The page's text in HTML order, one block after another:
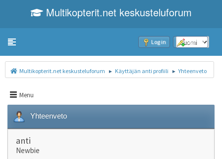
Multikopterit.net keskusteluforum
Toggle navigation Log in Sign up
Multikopterit.net keskusteluforum ► Käyttäjän anti profiili ► Yhteenveto
Menu
Yhteenveto
anti
Newbie